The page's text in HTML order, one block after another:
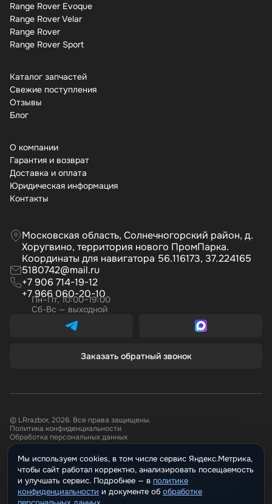
Range Rover Evoque
Range Rover Velar
Range Rover
Range Rover Sport
Каталог запчастей
Свежие поступления
Отзывы
Бло
О компании
Гарантия и возврат
Доставка и оплата
Юридическая информация
Контакты
Московская область, Солнечногорский район, д.
Хоругвино, территория нового ПромПарка.
Координаты для навигатора 56.116173, 37.224165
5180742@mail.ru
+7 906 714-19-12
+7 966 060-20-10
Пн–Пт, 10:00–19:00
Сб-Вс — выходной
Заказать обратный звонок
© LRrazbor, 2026. Все права защищены.
Политика конфиденциальности
Обработка персональных данных
Информация, размещённая на сайте не является публичной офертой.
Все материалы данного сайта являются объектами авторского права.
Запрещается копирование, распространение (в том числе путем
копирования на другие сайты и ресурсы в Интернете) или любое иное
использование информации и объектов без предварительного
Мы используем cookies, в том числе сервис Яндекс.Метрика,
чтобы сайт работал корректно, анализировать посещаемость
и улучшать сервис. Подробнее — политике
конфиденциальности и документе о обработке